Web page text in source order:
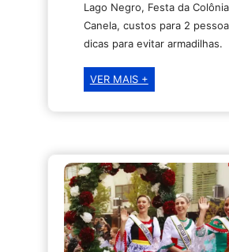
Lago Negro, Festa da
Canela, custos para 2
dicas para evitar armadilhas.
VER MAIS +Roteiro
3
Gramado
em
maio:
como
aproveitar